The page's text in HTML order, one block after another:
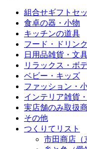
組合せギフトセ
食卓の器・小物
キッチンの道具
フード・ドリンク
日用品雑貨・文
リラックス・ボ
ベビー・キッズ
ファッション・
インテリア雑貨
実店舗のみ取扱
その他
つくりてリスト
市田商店（